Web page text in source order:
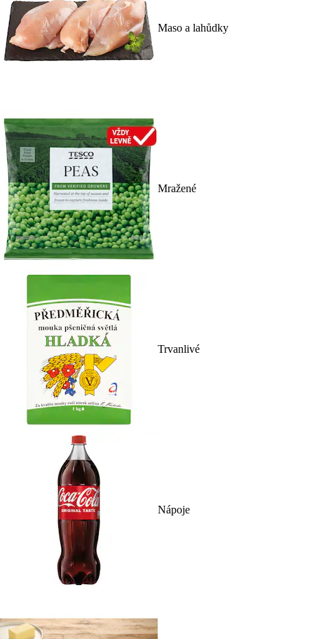
Maso a lahůdky
Mražené
Trvanlivé
Nápoje